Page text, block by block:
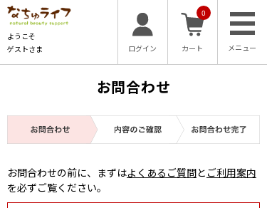
ようこそ
ゲストさま
ログイン
0
カート
お問合わせ
お問合わせの前に、まずはよくあるご質問と ご利用案内
を必ずご覧ください。